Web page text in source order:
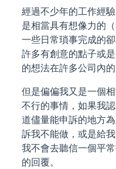
經過不少年的工作經
是相當具有想像力的
一些日常瑣事完成的
許多有創意的點子或
的想法在許多公司內
但是偏偏我又是一個
不行的事情，如果我
道儘量能申訴的地方
訴我不能做，或是給
我不會去聽信一個平
的回覆。